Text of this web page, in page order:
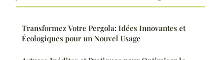
Transformez Votre Pergola: Idées Innovantes et
Écologiques pour un Nouvel Usage